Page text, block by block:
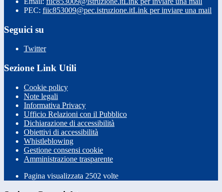
PEC: fiic853009@pec.istruzione.itLink per inviare una mail
Seguici su
Twitter
Sezione Link Utili
Cookie policy
Note legali
Informativa Privacy
Ufficio Relazioni con il Pubblico
Dichiarazione di accessibilità
Obiettivi di accessibilità
Whistleblowing
Gestione consensi cookie
Amministrazione trasparente
Pagina visualizzata 2502 volte